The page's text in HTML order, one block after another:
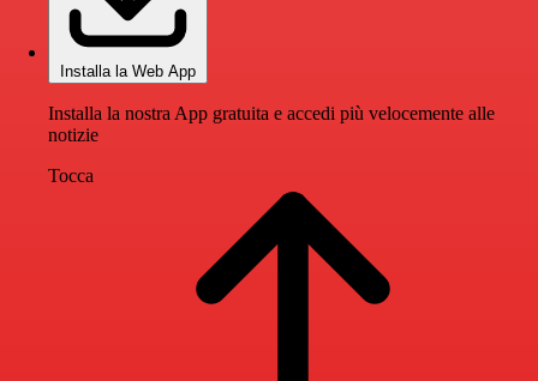
Installa la Web App
Installa la nostra App gratuita e accedi più velocemente alle
notizie
Tocca